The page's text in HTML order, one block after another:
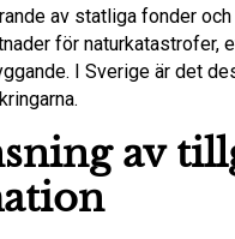
av statliga fonder
för naturkatastrofer,
I Sverige är det
av